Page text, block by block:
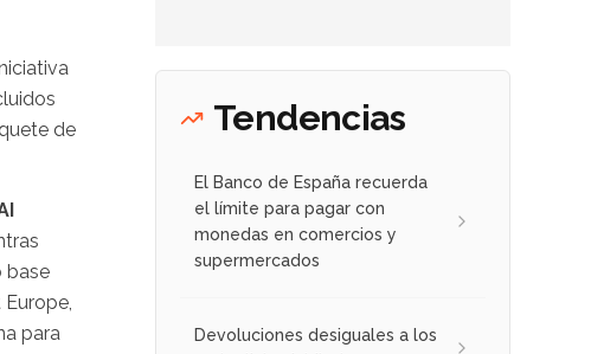
de
base
para
Tendencias
El Banco de España recuerda
el límite para pagar con
monedas en comercios y
supermercados
Devoluciones desiguales a los